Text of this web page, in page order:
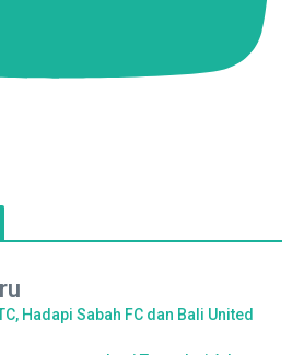
Hadapi Sabah FC dan Bali United